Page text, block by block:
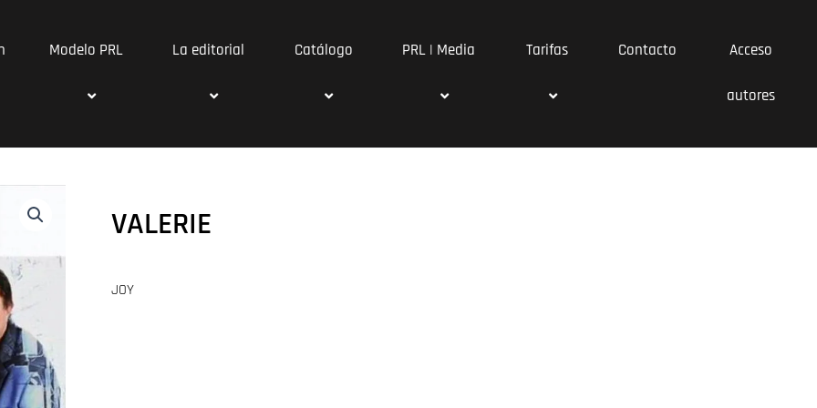
Modelo PRL La editorial Catálogo PRL | Media Tarifas Contacto Acceso
autores
VALERIE
JOY